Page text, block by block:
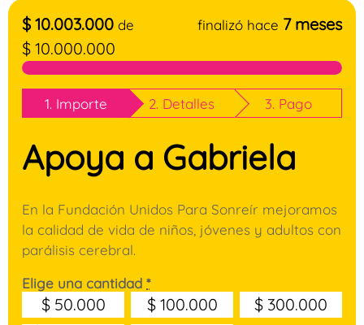
$ 10.003.000 de
$ 10.000.000
finalizó hace 7 meses
1. Importe 2. Detalles 3. Pago
Apoya a Gabriela
En la Fundación Unidos Para Sonreír mejoramos
la calidad de vida de niños, jóvenes y adultos con
parálisis cerebral.
Elige una cantidad *
$50.000 $100.000 $ 300.000